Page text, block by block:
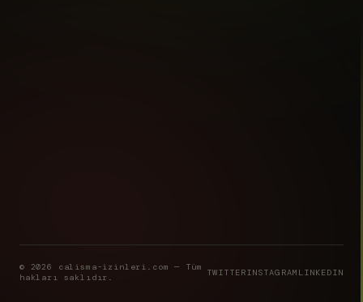
© 2026 calisma-izinleri.com — Tüm
hakları saklıdır.
TWITTERINSTAGRAM LINKEDIN